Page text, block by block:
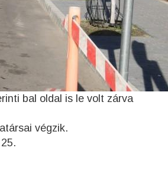
bal oldal is le volt zárva
végzik.